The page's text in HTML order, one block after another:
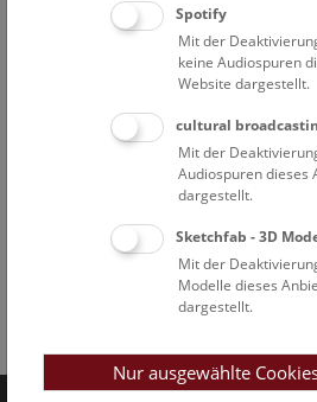
Spotify
Mit der
keine Audiospuren
Website dargestellt.
cultural
Mit der
Audiospuren dieses
dargestellt.
Sketchfab - 3D
Mit der
Modelle dieses
dargestellt.
Nur ausgewählte